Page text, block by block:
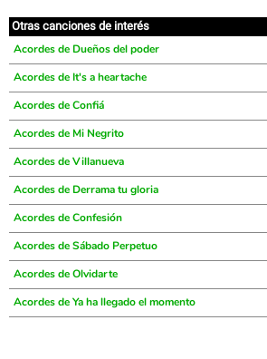
Otras canciones de interés
Acordes de Dueños del poder
Acordes de It's a heartache
Acordes de Confiá
Acordes de Mi Negrito
Acordes de Villanueva
Acordes de Derrama tu gloria
Acordes de Confesión
Acordes de Sábado Perpetuo
Acordes de Olvidarte
Acordes de Ya ha llegado el momento